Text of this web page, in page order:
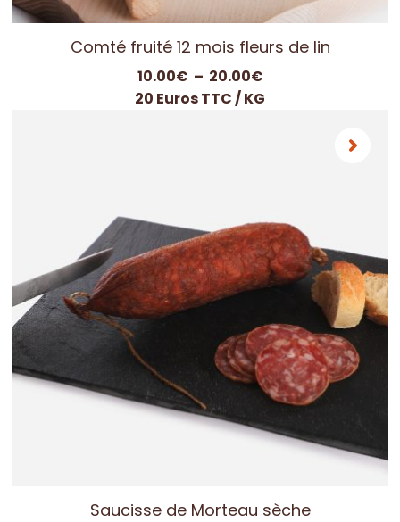
Comté fruité 12 mois fleurs de lin
10.00€ – 20.00€Plage
de
20 Euros TTC / KG
Saucisse de Morteau sèche